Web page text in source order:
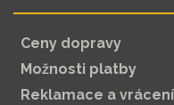
Ceny dopravy
Možnosti platby
Reklamace a vrácení